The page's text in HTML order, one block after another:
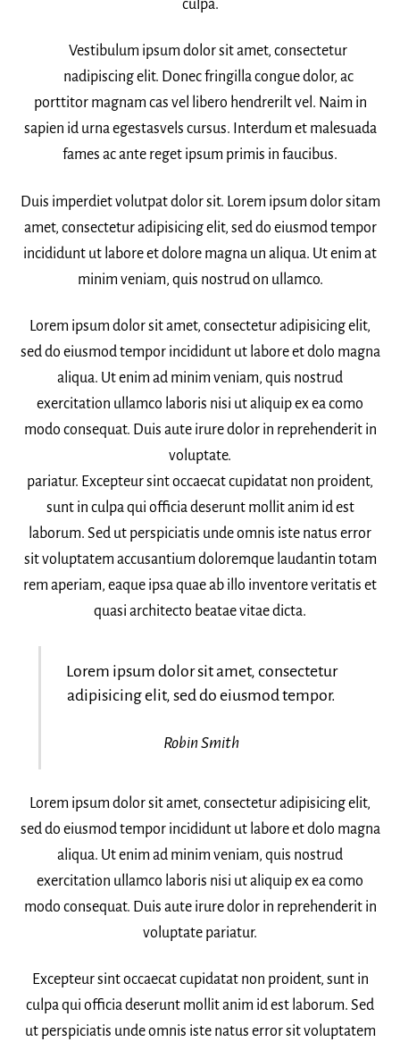
culpa.
Vestibulum ipsum dolor sit amet, consectetur
nadipiscing elit. Donec fringilla congue dolor, ac
porttitor magnam cas vel libero hendrerilt vel. Naim in
sapien id urna egestasvels cursus. Interdum et malesuada
fames ac ante reget ipsum primis in faucibus.
Duis imperdiet volutpat dolor sit. Lorem ipsum dolor sitam
amet, consectetur adipisicing elit, sed do eiusmod tempor
incididunt ut labore et dolore magna un aliqua. Ut enim at
minim veniam, quis nostrud on ullamco.
Lorem ipsum dolor sit amet, consectetur adipisicing elit,
sed do eiusmod tempor incididunt ut labore et dolo magna
aliqua. Ut enim ad minim veniam, quis nostrud
exercitation ullamco laboris nisi ut aliquip ex ea como
modo consequat. Duis aute irure dolor in reprehenderit in
voluptate.
pariatur. Excepteur sint occaecat cupidatat non proident,
sunt in culpa qui officia deserunt mollit anim id est
laborum. Sed ut perspiciatis unde omnis iste natus error
sit voluptatem accusantium doloremque laudantin totam
rem aperiam, eaque ipsa quae ab illo inventore veritatis et
quasi architecto beatae vitae dicta.
Lorem ipsum dolor sit amet, consectetur
adipisicing elit, sed do eiusmod tempor.
Robin Smith
Lorem ipsum dolor sit amet, consectetur adipisicing elit,
sed do eiusmod tempor incididunt ut labore et dolo magna
aliqua. Ut enim ad minim veniam, quis nostrud
exercitation ullamco laboris nisi ut aliquip ex ea como
modo consequat. Duis aute irure dolor in reprehenderit in
voluptate pariatur.
Excepteur sint occaecat cupidatat non proident, sunt in
culpa qui officia deserunt mollit anim id est laborum. Sed
ut perspiciatis unde omnis iste natus error sit voluptatem